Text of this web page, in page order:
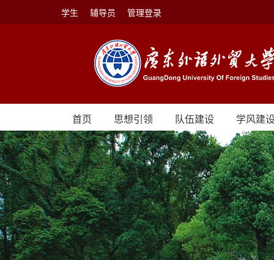
学生 辅导员 管理登录
首页 思想引领 队伍建设 学风建